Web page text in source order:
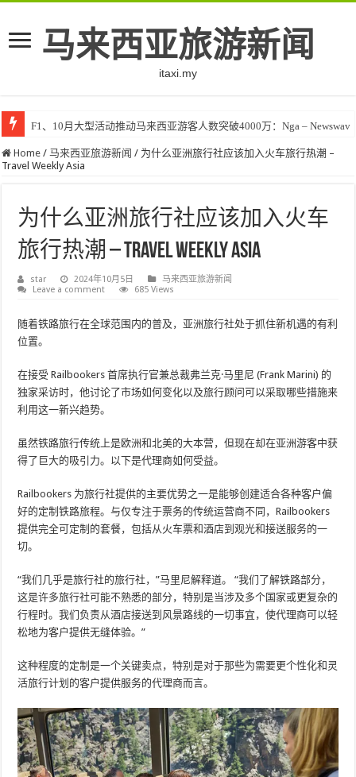
马来西亚旅游新闻
itaxi.my
F1、10月大型活动推动马来西亚游客人数突破4000万：Nga – Newswav
Home / 马来西亚旅游新闻 / 为什么亚洲旅行社应该加入火车旅行热潮 –
Travel Weekly Asia
为什么亚洲旅行社应该加入火车
旅行热潮 – Travel Weekly Asia
star 2024年10月5日
马来西亚旅游新闻
Leave a comment
685 Views
随着铁路旅行在全球范围内的普及，亚洲旅行社处于抓住新机遇的有利
位置。
在接受 Railbookers 首席执行官兼总裁弗兰克·马里尼 (Frank Marini) 的
独家采访时，他讨论了市场如何变化以及旅行顾问可以采取哪些措施来
利用这一新兴趋势。
虽然铁路旅行传统上是欧洲和北美的大本营，但现在却在亚洲游客中获
得了巨大的吸引力。以下是代理商如何受益。
Railbookers 为旅行社提供的主要优势之一是能够创建适合各种客户偏
好的定制铁路旅程。与仅专注于票务的传统运营商不同，Railbookers
提供完全可定制的套餐，包括从火车票和酒店到观光和接送服务的一
切。
“我们几乎是旅行社的旅行社，”马里尼解释道。 “我们了解铁路部分，
这是许多旅行社可能不熟悉的部分，特别是当涉及多个国家或更复杂的
行程时。我们负责从酒店接送到风景路线的一切事宜，使代理商可以轻
松地为客户提供无缝体验。”
这种程度的定制是一个关键卖点，特别是对于那些为需要更个性化和灵
活旅行计划的客户提供服务的代理商而言。